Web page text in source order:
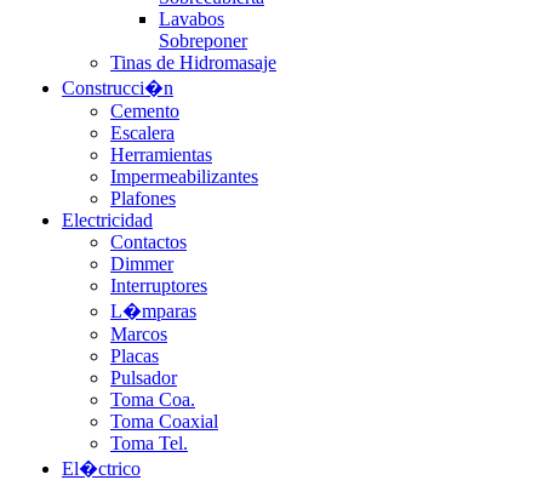
Lavabos
Sobreponer
Tinas de Hidromasaje
Construcci�n
Cemento
Escalera
Herramientas
Impermeabilizantes
Plafones
Electricidad
Contactos
Dimmer
Interruptores
L�mparas
Marcos
Placas
Pulsador
Toma Coa.
Toma Coaxial
Toma Tel.
El�ctrico